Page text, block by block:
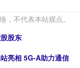
，不代表本站观点。
股东
亮相 5G-A助力通信